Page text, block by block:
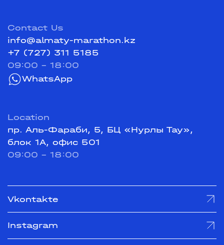
Contact Us
info@almaty-marathon.kz
+7 (727) 311 5185
09:00 - 18:00
WhatsApp
Location
пр. Аль-Фараби, 5, БЦ «Нурлы Тау»,
блок 1А, офис 501
09:00 - 18:00
Vkontakte
Instagram